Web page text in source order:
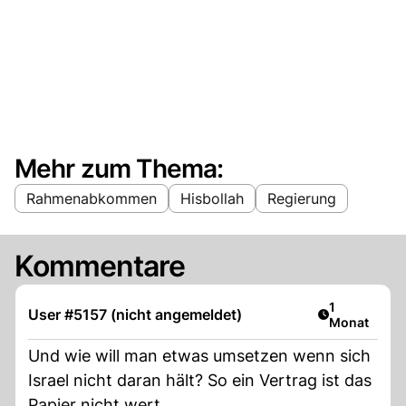
Mehr zum Thema:
Rahmenabkommen Hisbollah Regierung
Kommentare
User #5157 (nicht angemeldet) Artikel
1
Monat
Und wie will man etwas umsetzen wenn sich
Israel nicht daran hält? So ein Vertrag ist das